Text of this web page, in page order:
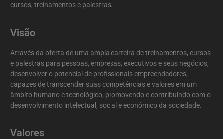
cursos, treinamentos e palestras.
Visão
Através da oferta de uma ampla carteira de treinamentos, cursos
e palestras para pessoas, empresas, executivos e seus negócios,
desenvolver o potencial de profissionais empreendedores,
capazes de transcender suas competências e valores em um
âmbito humano e tecnológico, promovendo e contribuindo com o
desenvolvimento intelectual, social e econômico da sociedade.
Valores